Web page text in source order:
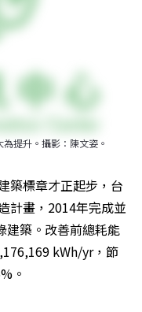
提升。攝影：陳文姿。
築標章才正起步，台
計畫，2014年完成並
建築。改善前總耗能
kWh/yr，節
。